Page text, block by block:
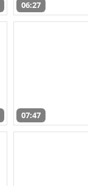
06:27
07:47